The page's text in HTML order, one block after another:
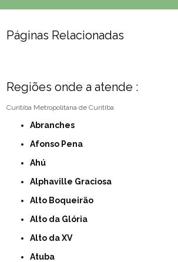
Páginas Relacionadas
Regiões onde a atende :
Curitiba Metropolitana de Curitiba
Abranches
Afonso Pena
Ahú
Alphaville Graciosa
Alto Boqueirão
Alto da Glória
Alto da XV
Atuba